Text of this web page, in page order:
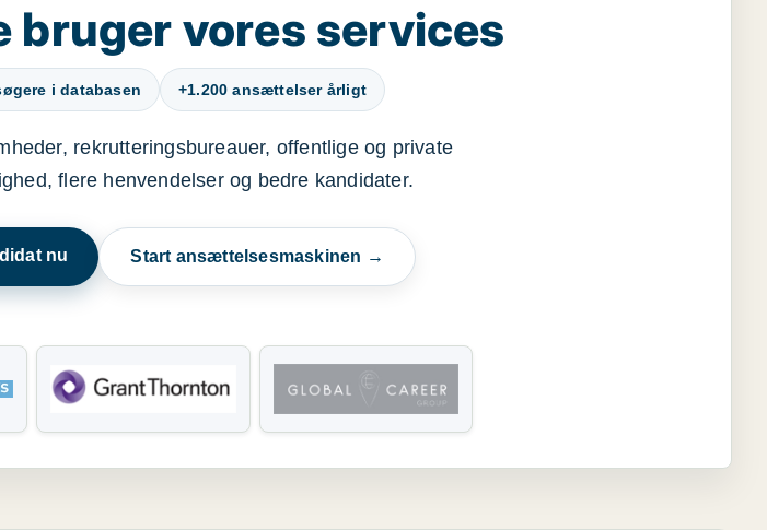
bruger vores services
i databasen +1.200 ansættelser årligt
rekrutteringsbureauer, offentlige og private
flere henvendelser og bedre kandidater.
nu Start ansættelsesmaskinen →